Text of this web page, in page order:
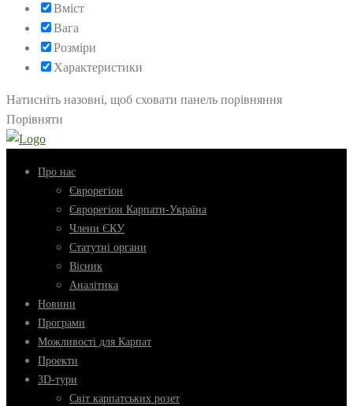
Вміст
Вага
Розміри
Характеристики
Натисніть назовні, щоб сховати панель порівняння
Порівняти
Про нас
Єврорегіон
Єврорегіон Карпати-Україна
Члени ЄКУ
Статутні органи
Вісник
Аналітика
Новини
Програми
Можливості для Карпат
Проекти
3D-тури
Світ карпатських розет